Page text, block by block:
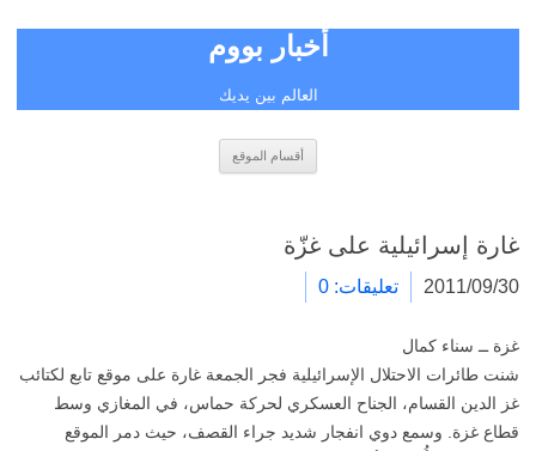
أخبار بووم
العالم بين يديك
أقسام الموقع
غارة إسرائيلية على غزّة
2011/09/30 تعليقات: 0
غزة ــ سناء كمال
شنت طائرات الاحتلال الإسرائيلية فجر الجمعة غارة على موقع تابع لكتائب
غز الدين القسام، الجناح العسكري لحركة حماس، في المغازي وسط
قطاع غزة. وسمع دوي انفجار شديد جراء القصف، حيث دمر الموقع